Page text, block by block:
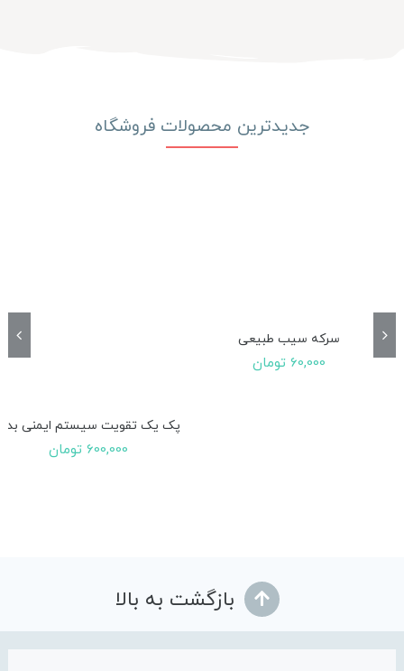
جدیدترین محصولات فروشگاه
سرکه سیب طبیعی
60,000 تومان
پک یک تقویت سیستم ایمنی
600,000 تومان
بازگشت به بالا